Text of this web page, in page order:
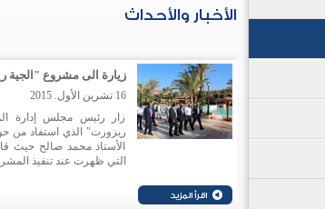
الأخبار والأحداث
زيارة الى مشروع "الجية
16 تشرين الأول. 2015
زار رئيس مجلس إدارة
ريزورت" الذي استفاد من
الأستاذ محمد صالح حيث
التي ظهرت عند تنفيذ